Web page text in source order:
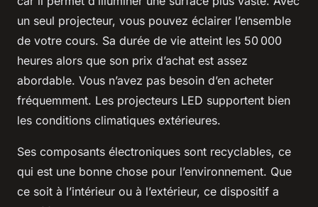
un seul projecteur, vous pouvez éclairer l’ensemble
de votre cours. Sa durée de vie atteint les 50 000
heures alors que son prix d’achat est assez
abordable. Vous n’avez pas besoin d’en acheter
fréquemment. Les projecteurs LED supportent bien
les conditions climatiques extérieures.
Ses composants électroniques sont recyclables, ce
qui est une bonne chose pour l’environnement. Que
ce soit à l’intérieur ou à l’extérieur, ce dispositif a